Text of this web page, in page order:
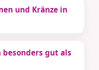
und Kränze in
besonders gut als